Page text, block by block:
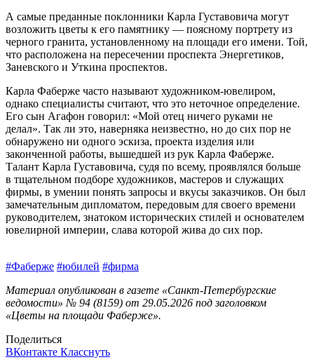
А самые преданные поклонники Карла Густавовича могут
возложить цветы к его памятнику — поясному портрету из
черного гранита, установленному на площади его имени. Той,
что расположена на пересечении проспекта Энергетиков,
Заневского и Уткина проспектов.
Карла Фаберже часто называют художником-ювелиром,
однако специалисты считают, что это неточное определение.
Его сын Агафон говорил: «Мой отец ничего руками не
делал». Так ли это, наверняка неизвестно, но до сих пор не
обнаружено ни одного эскиза, проекта изделия или
законченной работы, вышедшей из рук Карла Фаберже.
Талант Карла Густавовича, судя по всему, проявлялся больше
в тщательном подборе художников, мастеров и служащих
фирмы, в умении понять запросы и вкусы заказчиков. Он был
замечательным дипломатом, передовым для своего времени
руководителем, знатоком исторических стилей и основателем
ювелирной империи, слава которой жива до сих пор.
#Фаберже #юбилей #фирма
Материал опубликован в газете «Санкт-Петербургские
ведомости» № 94 (8159) от 29.05.2026 под заголовком
«Цветы на площади Фаберже».
Поделиться
ВКонтакте Класснуть